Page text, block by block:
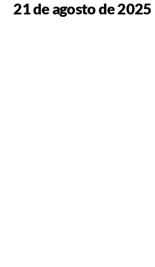
21 de agosto de 2025